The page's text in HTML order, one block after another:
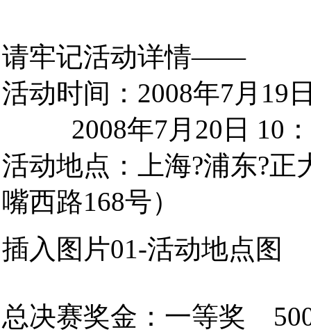
请牢记活动详情——
活动时间：2008年7月19
2008年7月20日 10：
活动地点：上海?浦东?
嘴西路168号）
插入图片01-活动地点图
总决赛奖金：一等奖